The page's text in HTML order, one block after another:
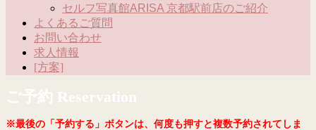
セルフ写真館ARISA 京都駅前店のご紹介
よくあるご質問
お問い合わせ
求人情報
[方案]
ご予約 Reservation
※最後の「予約する」ボタンは、何度も押すと複数予約されてしま